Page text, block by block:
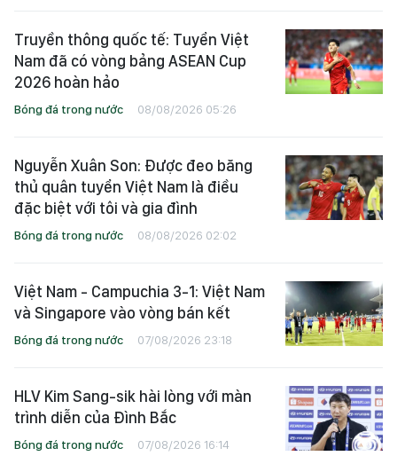
Truyền thông quốc tế: Tuyển Việt
Nam đã có vòng bảng ASEAN Cup
2026 hoàn hảo
Bóng đá trong nước 08/08/2026 05:26
Nguyễn Xuân Son: Được đeo băng
thủ quân tuyển Việt Nam là điều
đặc biệt với tôi và gia đình
Bóng đá trong nước 08/08/2026 02:02
Việt Nam - Campuchia 3-1: Việt Nam
và Singapore vào vòng bán kết
Bóng đá trong nước 07/08/2026 23:18
HLV Kim Sang-sik hài lòng với màn
trình diễn của Đình Bắc
Bóng đá trong nước 07/08/2026 16:14